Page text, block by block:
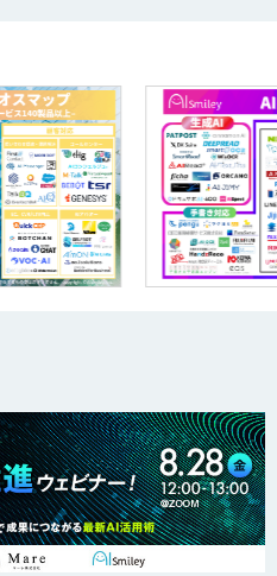
with KDDI
イドAI人材育成研修
for Sales